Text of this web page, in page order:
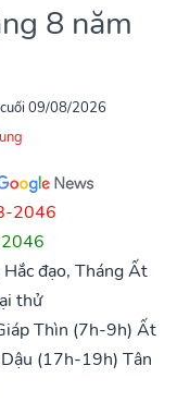
8 năm
09/08/2026
2046
đạo, Tháng Ất
thử
Thìn (7h-9h) Ất
(17h-19h) Tân